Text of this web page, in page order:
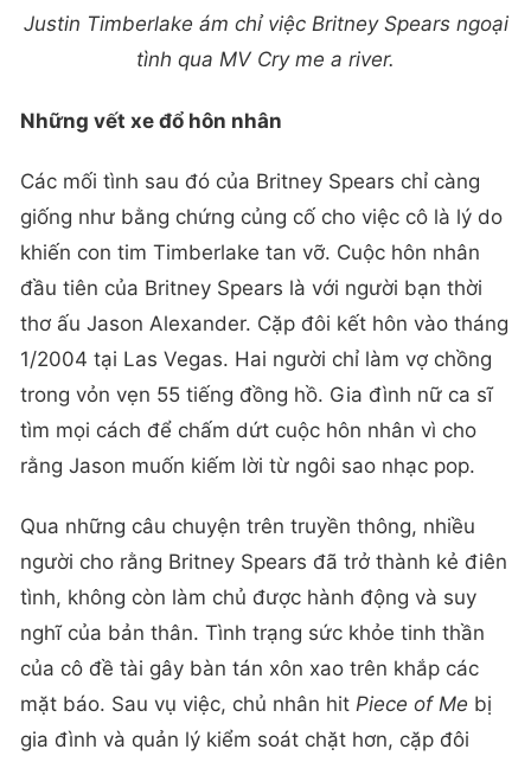
Justin Timberlake ám chỉ việc Britney Spears ngoại
tình qua MV Cry me a river.
Những vết xe đổ hôn nhân
Các mối tình sau đó của Britney Spears chỉ càng
giống như bằng chứng củng cố cho việc cô là lý do
khiến con tim Timberlake tan vỡ. Cuộc hôn nhân
đầu tiên của Britney Spears là với người bạn thời
thơ ấu Jason Alexander. Cặp đôi kết hôn vào tháng
1/2004 tại Las Vegas. Hai người chỉ làm vợ chồng
trong vỏn vẹn 55 tiếng đồng hồ. Gia đình nữ ca sĩ
tìm mọi cách để chấm dứt cuộc hôn nhân vì cho
rằng Jason muốn kiếm lời từ ngôi sao nhạc pop.
Qua những câu chuyện trên truyền thông, nhiều
người cho rằng Britney Spears đã trở thành kẻ điên
tình, không còn làm chủ được hành động và suy
nghĩ của bản thân. Tình trạng sức khỏe tinh thần
của cô đề tài gây bàn tán xôn xao trên khắp các
mặt báo. Sau vụ việc, chủ nhân hit Piece of Me bị
gia đình và quản lý kiểm soát chặt hơn, cặp đôi